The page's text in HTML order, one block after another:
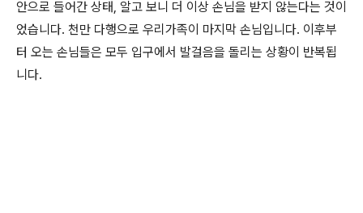
안으로 들어간 상태, 알고 보니 더 이상 손님을 받지 않는다는 것이
었습니다. 천만 다행으로 우리가족이 마지막 손님입니다. 이후부
터 오는 손님들은 모두 입구에서 발걸음을 돌리는 상황이 반복됩
니다.